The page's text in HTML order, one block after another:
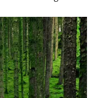
che camminare
e adulti. È
in […]